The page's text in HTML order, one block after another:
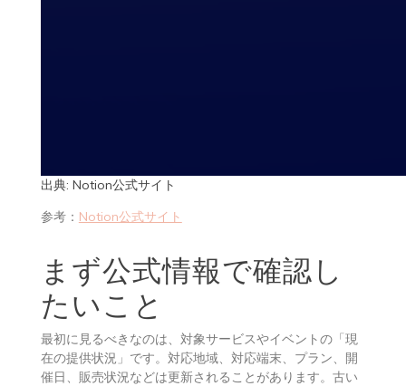
出典: Notion公式サイト
参考： Notion公式サイト
まず公式情報で確認し
たいこと
最初に見るべきなのは、対象サービスやイベントの「現
在の提供状況」です。対応地域、対応端末、プラン、開
催日、販売状況などは更新されることがあります。古い